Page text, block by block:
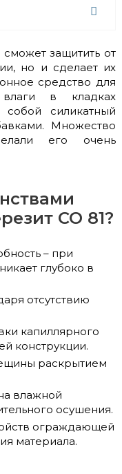
защитить от
но и сделает их
средство для
влаги в кладках
силикатный
Множество
его очень
СО 81?
– при
глубоко в
отсутствию
капиллярного
конструкции.
раскрытием
влажной
осушения.
ограждающей
материала.